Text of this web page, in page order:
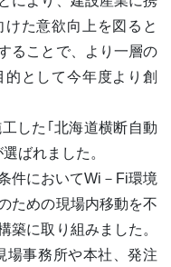
た意欲向上を図ると
ることで、より一層の
として今年度より創
した｢北海道横断自動
ばれました。
件においてWi－Fi環境
ための現場内移動を不
築に取り組みました。
場事務所や本社、発注